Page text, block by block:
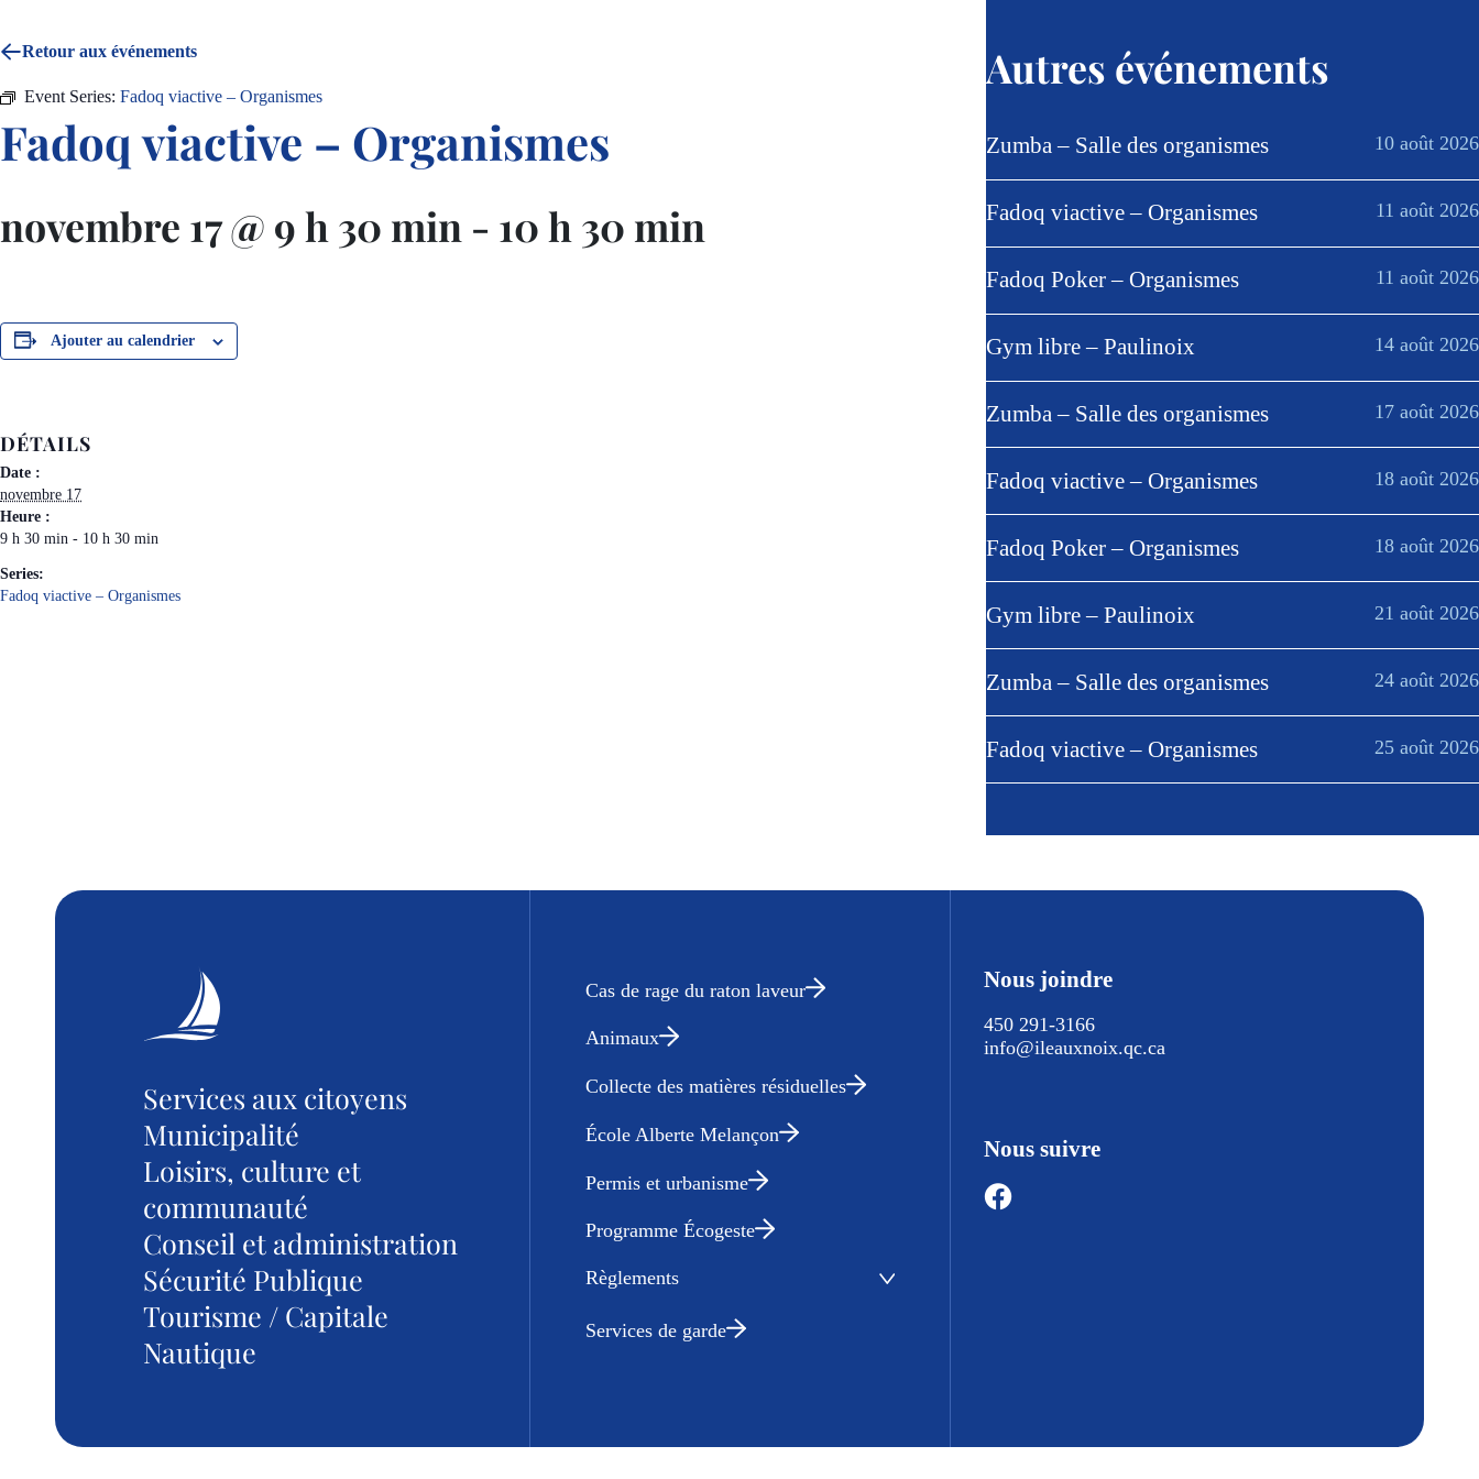
Retour aux événements
Event Series: Fadoq viactive – Organismes
Fadoq viactive – Organismes
novembre 17 @ 9 h 30 min - 10 h 30 min
Ajouter au calendrier
DÉTAILS
Date :
novembre 17
Heure :
9 h 30 min - 10 h 30 min
Series:
Fadoq viactive – Organismes
Autres événements
Zumba – Salle des organismes 10 août 2026
Fadoq viactive – Organismes 11 août 2026
Fadoq Poker – Organismes 11 août 2026
Gym libre – Paulinoix 14 août 2026
Zumba – Salle des organismes 17 août 2026
Fadoq viactive – Organismes 18 août 2026
Fadoq Poker – Organismes 18 août 2026
Gym libre – Paulinoix 21 août 2026
Zumba – Salle des organismes 24 août 2026
Fadoq viactive – Organismes 25 août 2026
Services aux citoyens
Municipalité
Loisirs, culture et
communauté
Conseil et administration
Sécurité Publique
Tourisme / Capitale
Nautique
Cas de rage du raton laveur
Animaux
Collecte des matières résiduelles
École Alberte Melançon
Permis et urbanisme
Programme Écogeste
Règlements
Services de garde
Nous joindre
450 291-3166
info@ileauxnoix.qc.ca
Nous suivre